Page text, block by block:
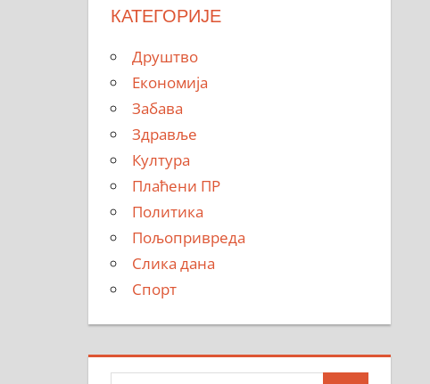
КАТЕГОРИЈЕ
Друштво
Економија
Забава
Здравље
Култура
Плаћени ПР
Политика
Пољопривреда
Слика дана
Спорт